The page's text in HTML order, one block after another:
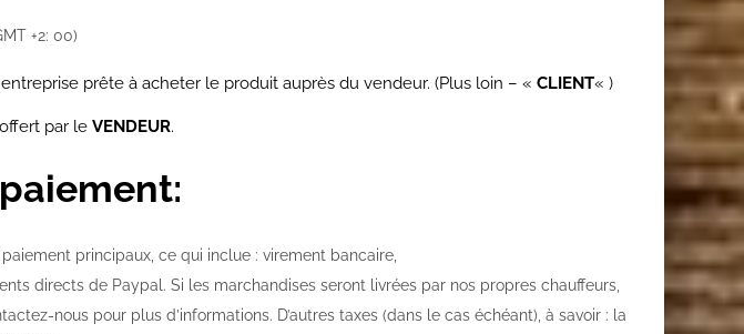
+2: 00)
prête à acheter le produit auprès du vendeur. (Plus loin – « CLIENT« )
par le VENDEUR.
principaux, ce qui inclue : virement bancaire,
directs de Paypal. Si les marchandises seront livrées par nos propres chauffeurs,
nous pour plus d’informations. D’autres taxes (dans le cas échéant), à savoir : la